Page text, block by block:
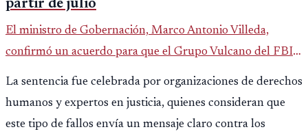
partir de julio
El ministro de Gobernación, Marco Antonio Villeda,
confirmó un acuerdo para que el Grupo Vulcano del FBI
opere en Guatemala a partir de julio, tras un intento
fallido con la administración anterior del Ministerio
Público.
La sentencia fue celebrada por organizaciones de derechos
humanos y expertos en justicia, quienes consideran que
este tipo de fallos envía un mensaje claro contra los